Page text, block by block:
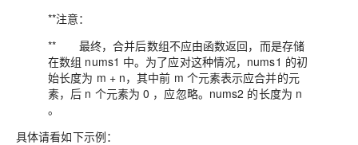
**注意：
** 最终，合并后数组不应由函数返回，而是存储
在数组 nums1 中。为了应对这种情况，nums1 的初
始长度为 m + n，其中前 m 个元素表示应合并的元
素，后 n 个元素为 0 ，应忽略。nums2 的长度为 n
。
具体请看如下示例：